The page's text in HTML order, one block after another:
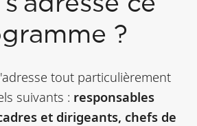
temps de
professionnel
?
tout particulièrement
suivants : responsables
et dirigeants, chefs de